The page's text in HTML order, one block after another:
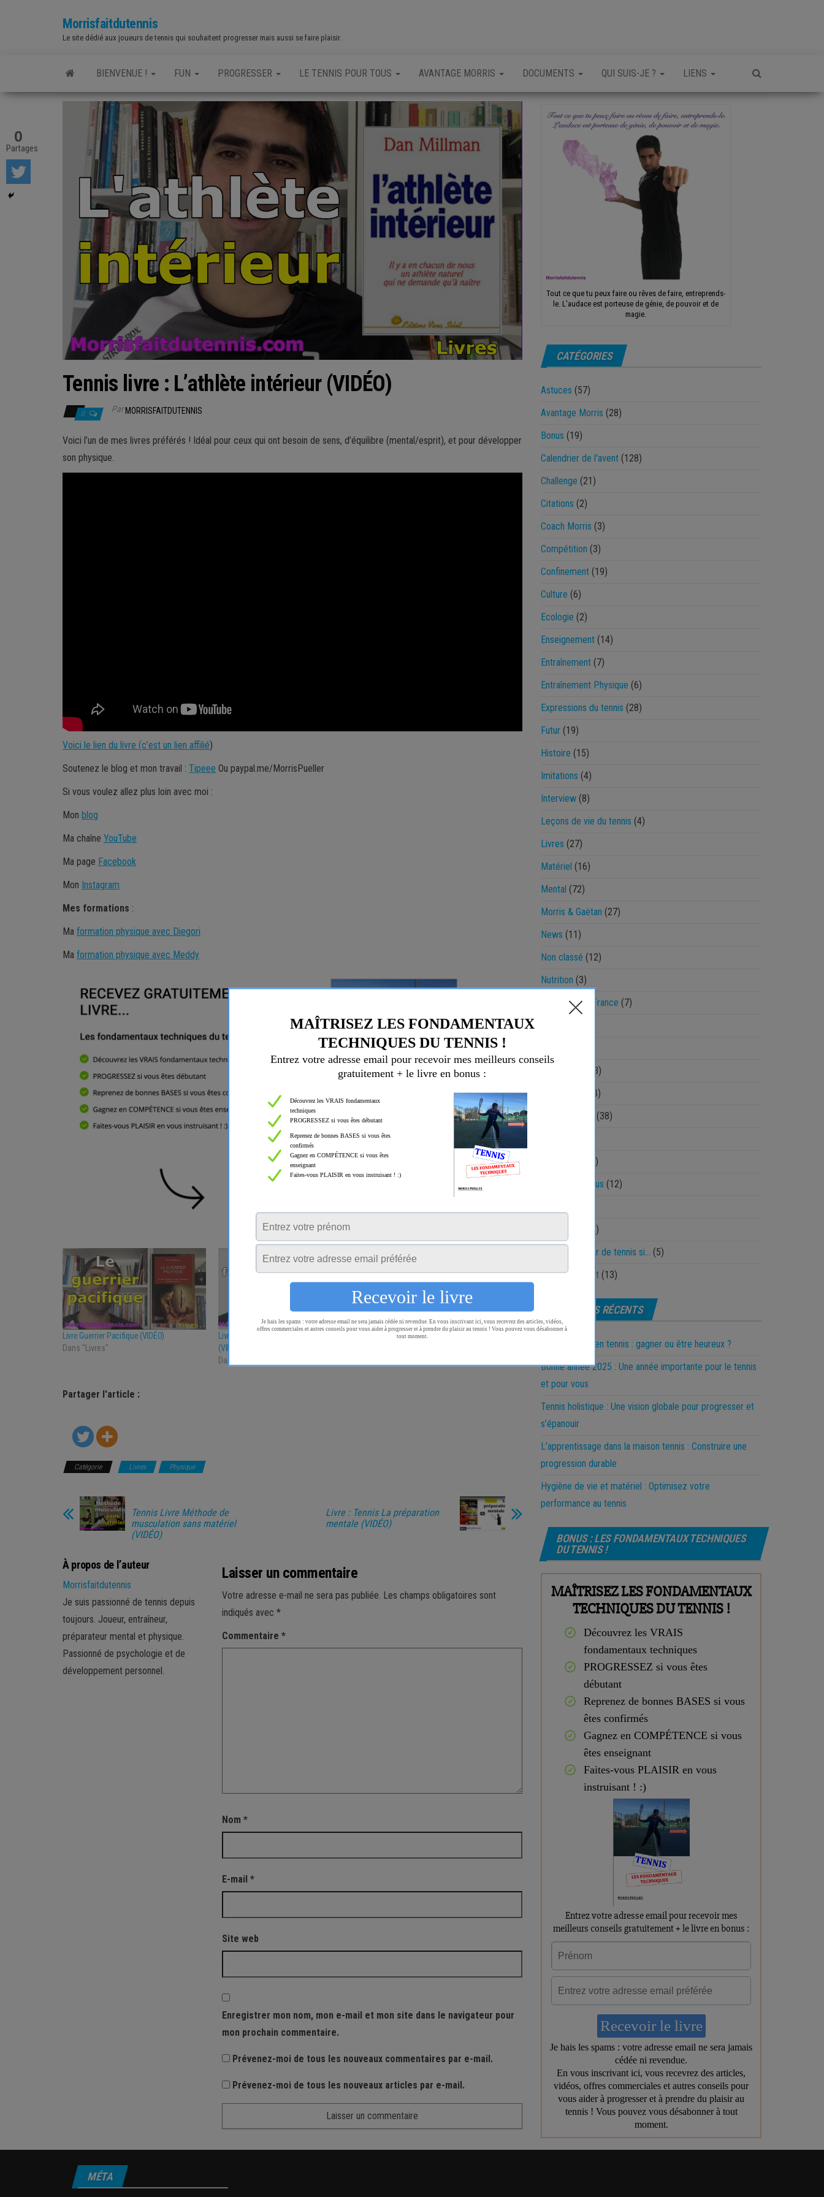
Morrisfaitdutennis
Le site dédié aux joueurs de tennis qui souhaitent progresser mais aussi se faire plaisir.
BIENVENUE ! FUN PROGRESSER LE TENNIS POUR TOUS AVANTAGE MORRIS DOCUMENTS QUI SUIS-JE ? LIENS
Tennis livre : L’athlète intérieur (VIDÉO)
0 ParMORRISFAITDUTENNIS
Voici l’un de mes livres préférés ! Idéal pour ceux qui ont besoin de sens, d’équilibre (mental/esprit), et pour développer
son physique.
Voici le lien du livre (c’est un lien affilié)
Soutenez le blog et mon travail : Tipeee Ou paypal.me/MorrisPueller
Si vous voulez allez plus loin avec moi :
Mon blog
Ma chaîne YouTube
Ma page Facebook
Mon Instagram
Mes formations :
Ma formation physique avec Diegori
Ma formation physique avec Meddy
Livre Guerrier Pacifique (VIDÉO)
Dans "Livres"
Livre Tennis Fondamentaux Tactiques
(VIDÉO)
Dans "Livres"
Livre Tennis La méthode PRO (VIDÉO)
Partager l'article :
0
Partages
Catégorie Livres Physique
Tennis Livre Méthode de
musculation sans matériel
(VIDÉO)
Livre : Tennis La préparation
mentale (VIDÉO)
À propos de l’auteur
Morrisfaitdutennis
Je suis passionné de tennis depuis
toujours. Joueur, entraîneur,
préparateur mental et physique.
Passionné de psychologie et de
développement personnel.
Laisser un commentaire
Votre adresse e-mail ne sera pas publiée. Les champs obligatoires sont
indiqués avec *
Commentaire *
Nom *
E-mail *
Site web
Enregistrer mon nom, mon e-mail et mon site dans le navigateur pour
mon prochain commentaire.
Prévenez-moi de tous les nouveaux commentaires par e-mail.
Prévenez-moi de tous les nouveaux articles par e-mail.
Tout ce que tu peux faire ou rêves de faire, entreprends-
le. L'audace est porteuse de génie, de pouvoir et de
magie.
CATÉGORIES
Astuces (57)
Avantage Morris (28)
Bonus (19)
Calendrier de l'avent (128)
Challenge (21)
Citations (2)
Coach Morris (3)
Compétition (3)
Confinement (19)
Culture (6)
Ecologie (2)
Enseignement (14)
Entraînement (7)
Entraînement Physique (6)
Expressions du tennis (28)
Futur (19)
Histoire (15)
Imitations (4)
Interview (8)
Leçons de vie du tennis (4)
Livres (27)
Matériel (16)
Mental (72)
Morris & Gaëtan (27)
News (11)
Non classé (12)
Nutrition (3)
Open Sud de France (7)
(13)
(14)
(38)
(64)
Tennis pour tous (12)
(13)
Tu es un joueur de tennis si… (5)
WolfMovement (13)
ARTICLES RÉCENTS
La motivation en tennis : gagner ou être heureux ?
Bonne année 2025 : Une année importante pour le tennis
et pour vous
Tennis holistique : Une vision globale pour progresser et
s’épanouir
L’apprentissage dans la maison tennis : Construire une
progression durable
Hygiène de vie et matériel : Optimisez votre
performance au tennis
BONUS : LES FONDAMENTAUX TECHNIQUES
DU TENNIS !
MÉTA